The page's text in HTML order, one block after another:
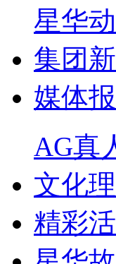
星华
集团
媒体
AG真
文化
精彩